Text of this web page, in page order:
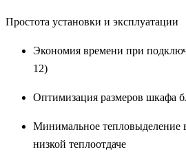
Простота установки и эксплуатации
Экономия времени при
12)
Оптимизация размеров шкафа
Минимальное тепловыделение
низкой теплоотдаче